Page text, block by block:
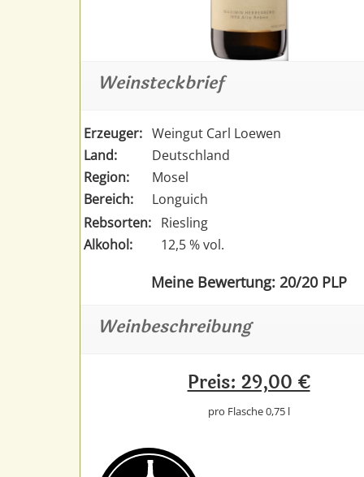
Weinsteckbrief
Erzeuger: Weingut Carl Loewen
Land:
Deutschland
Region:
Mosel
Bereich:
Longuich
Rebsorten: Riesling
Alkohol:
12,5 % vol.
Meine Bewertung: 20/20 PLP
Weinbeschreibung
Preis: 29,00 €
pro Flasche 0,75 l